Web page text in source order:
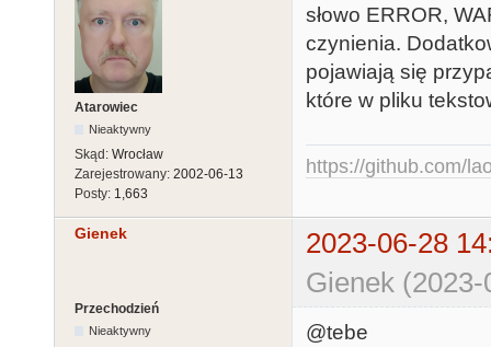
Atarowiec
Nieaktywny
Skąd: Wrocław
Zarejestrowany: 2002-06-13
Posty: 1,663
słowo ERROR,
czynienia.
pojawiają się
które w pliku
https://github.com/
Gienek
2023-06-28
Gienek
Przechodzień
Nieaktywny
@tebe